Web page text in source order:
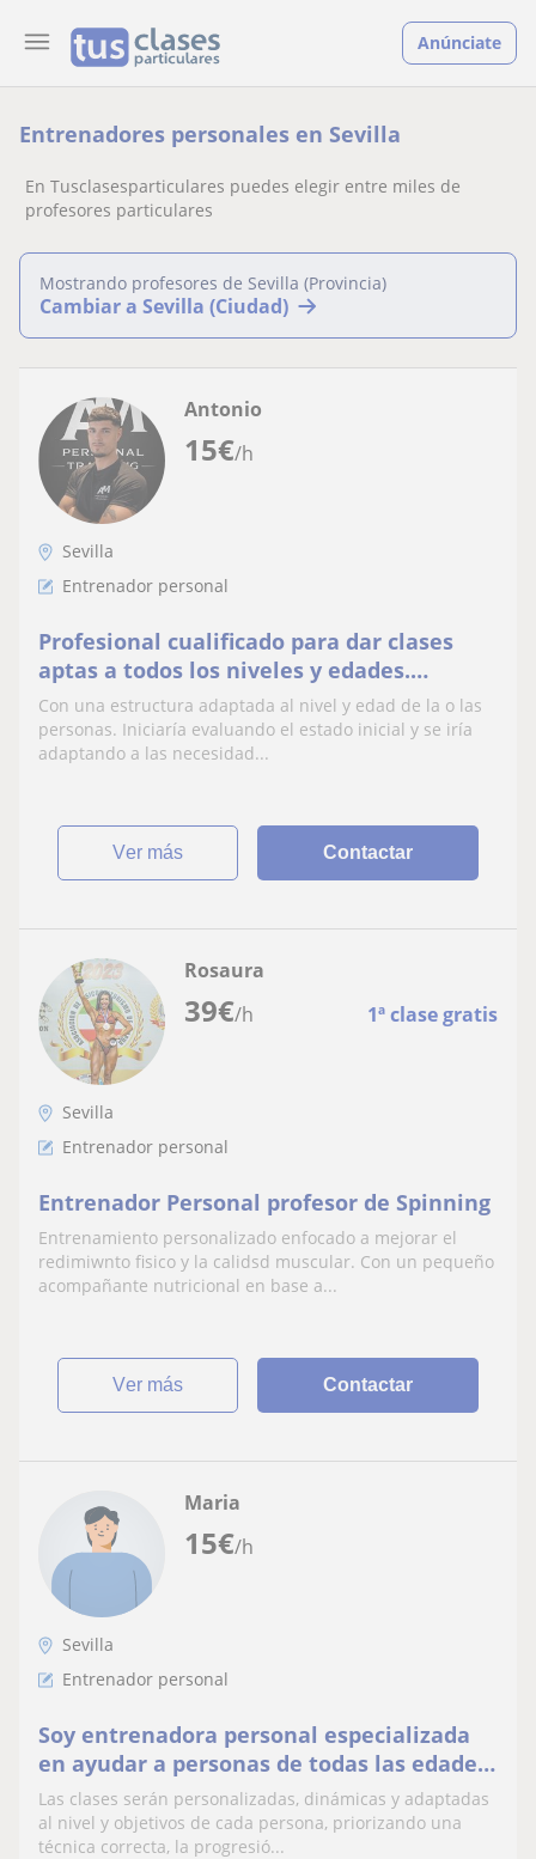
Anúnciate
Entrenadores personales en Sevilla
En Tusclasesparticulares puedes elegir entre miles de
profesores particulares
Mostrando profesores de Sevilla (Provincia)
Cambiar a Sevilla (Ciudad)
15€/h
Antonio
Sevilla
Entrenador personal
Profesional cualificado para dar clases
aptas a todos los niveles y edades.
Persona resolutiva, comunicativa y
empatica.
Con una estructura adaptada al nivel y edad de la o las
personas. Iniciaría evaluando el estado inicial y se iría
adaptando a las necesidad...
ver más Contactar
39€/h 1ª clase gratis
Rosaura
Sevilla
Entrenador personal
Entrenador Personal profesor de Spinning
Entrenamiento personalizado enfocado a mejorar el
redimiwnto fisico y la calidsd muscular. Con un pequeño
acompañante nutricional en base a...
ver más Contactar
15€/h
Maria
Sevilla
Entrenador personal
Soy entrenadora personal especializada
en ayudar a personas de todas las edades
a mejorar su condición física.
Las clases serán personalizadas, dinámicas y adaptadas
al nivel y objetivos de cada persona, priorizando una
técnica correcta, la progresió...